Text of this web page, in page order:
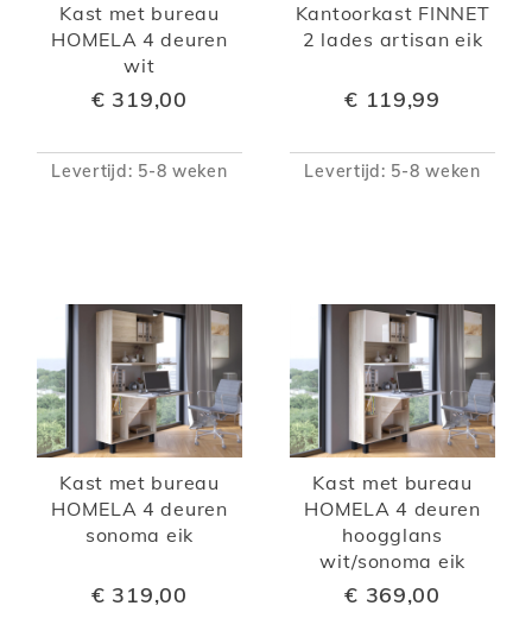
Kast met bureau
HOMELA 4 deuren
wit
€ 319,00
Levertijd: 5-8 weken
Kantoorkast FINNET
2 lades artisan eik
€ 119,99
Levertijd: 5-8 weken
Kast met bureau
HOMELA 4 deuren
sonoma eik
€ 319,00
Kast met bureau
HOMELA 4 deuren
hoogglans
wit/sonoma eik
€ 369,00